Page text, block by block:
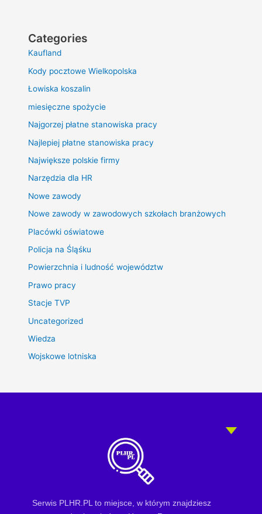
Categories
Kaufland
Kody pocztowe Wielkopolska
Łowiska koszalin
miesięczne spożycie
Najgorzej płatne stanowiska pracy
Najlepiej płatne stanowiska pracy
Największe polskie firmy
Narzędzia dla HR
Nowe zawody
Nowe zawody w zawodowych szkołach branżowych
Placówki oświatowe
Policja na Śląśku
Powierzchnia i ludność województw
Prawo pracy
Stacje TVP
Uncategorized
Wiedza
Wojskowe lotniska
Serwis PLHR.PL to miejsce, w którym znajdziesz